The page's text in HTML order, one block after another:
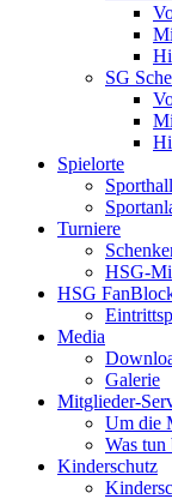
SG
Spielorte
Turniere
HSG-
HSG
Media
Galerie
Mitglieder-
Um die
Was tun
Kinderschutz